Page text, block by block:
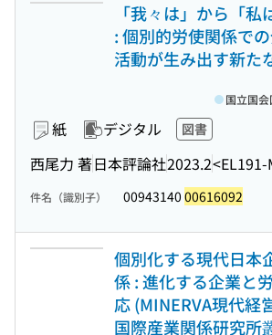
「我々は」から「私
: 個別的労使関係で
活動が生み出す新た
紙 デジタル 図書
西尾力 著日本評論社2023.2<EL191-
国立国
件名（識別子） 00943140 00616092
個別化する現代日本
係 : 進化する企業と
応 (MINERVA現代経
国際産業関係研究所